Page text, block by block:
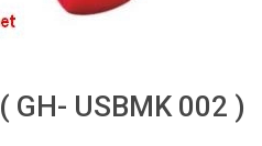
GH- USBMK 002 )